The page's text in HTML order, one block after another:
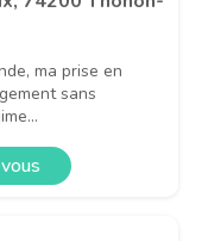
ma prise en
sans